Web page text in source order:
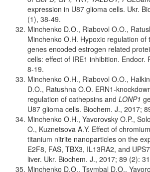
expression in U87 glioma cells. Ukr.
(1), 38-49.
Minchenko D.O., Riabovol O.O.,
Minchenko O.H. Hypoxic regulation of
genes encoded estrogen related
cells: effect of IRE1 inhibition. Endocr.
8-19.
Minchenko O.H., Riabovol O.O.,
D.O., Ratushna O.O. ERN1-
regulation of cathepsins and LONP1
U87 glioma cells. Biochem. J., 2017;
Minchenko O.H., Yavorovsky O.P.,
O., Kuznetsova A.Y. Effect of
titanium nitrite nanoparticles on the
E2F8, FAS, TBX3, IL13RA2, and
liver. Ukr. Biochem. J., 2017; 89 (2):
Minchenko D.O., Tsymbal D.O.,